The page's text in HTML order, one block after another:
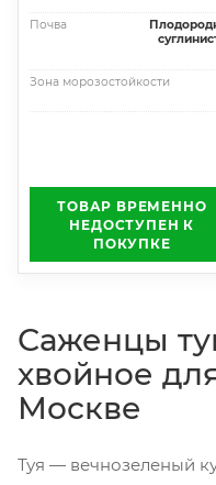
Почва
Зона морозостойкости
ТОВАР ВРЕМЕННО
НЕДОСТУПЕН К
ПОКУПКЕ
Саженцы
хвойное
Москве
Туя — вечнозеленый